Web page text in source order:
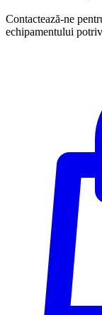
Contactează-ne
echipamentului